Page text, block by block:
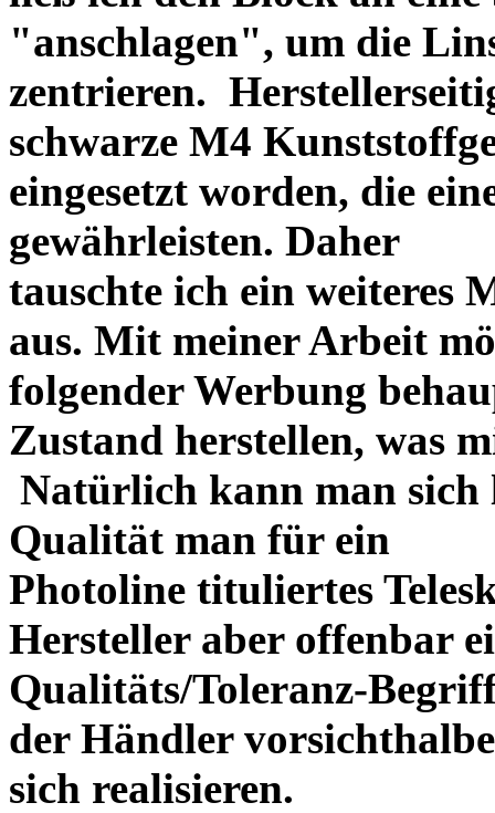
"anschlagen", um die
zentrieren.
schwarze M4
eingesetzt worden, die
gewährleisten. Daher
tauschte ich ein weiteres
aus. Mit meiner Arbeit
folgender Werbung
Zustand herstellen, was
Natürlich kann man sich
Qualität man für ein
Photoline tituliertes
Hersteller aber offenbar
Qualitäts/Toleranz-
der Händler
sich realisieren.